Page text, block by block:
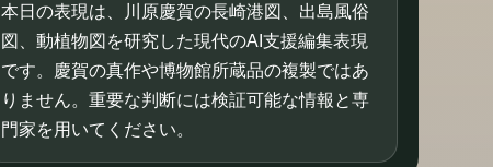
本日の表現は、川原慶賀の長崎港図、出島風俗
図、動植物図を研究した現代のAI支援編集表現
です。慶賀の真作や博物館所蔵品の複製ではあ
りません。重要な判断には検証可能な情報と専
門家を用いてください。